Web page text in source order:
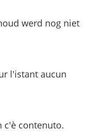
werd nog niet
l'istant aucun
c'è contenuto.